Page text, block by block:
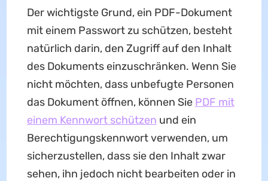
Der wichtigste Grund, ein PDF-Dokument
mit einem Passwort zu schützen, besteht
natürlich darin, den Zugriff auf den Inhalt
des Dokuments einzuschränken. Wenn Sie
nicht möchten, dass unbefugte Personen
das Dokument öffnen, können Sie PDF mit
einem Kennwort schützen und ein
Berechtigungskennwort verwenden, um
sicherzustellen, dass sie den Inhalt zwar
sehen, ihn jedoch nicht bearbeiten oder in